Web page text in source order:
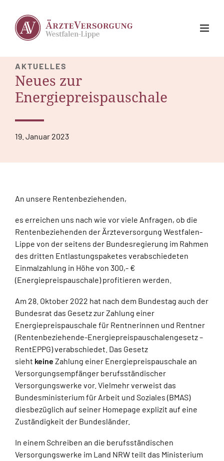
AKTUELLES
Neues zur
Energiepreispauschale
19. Januar 2023
An unsere Rentenbeziehenden,
es erreichen uns nach wie vor viele Anfragen, ob die
Rentenbeziehenden der Ärzteversorgung Westfalen-
Lippe von der seitens der Bundesregierung im Rahmen
des dritten Entlastungspaketes verabschiedeten
Einmalzahlung in Höhe von 300,- €
(Energiepreispauschale) profitieren werden.
Am 28. Oktober 2022 hat nach dem Bundestag auch der
Bundesrat das Gesetz zur Zahlung einer
Energiepreispauschale für Rentnerinnen und Rentner
(Rentenbeziehende-Energiepreispauschalengesetz –
RentEPPG) verabschiedet. Das Gesetz
sieht keine Zahlung einer Energiepreispauschale an
Versorgungsempfänger berufsständischer
Versorgungswerke vor. Vielmehr verweist das
Bundesministerium für Arbeit und Soziales (BMAS)
diesbezüglich auf seiner Homepage explizit auf eine
Zuständigkeit der Bundesländer.
In einem Schreiben an die berufsständischen
Versorgungswerke im Land NRW teilt das Ministerium